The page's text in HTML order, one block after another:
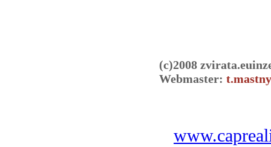
(c)2008
Webmaster: